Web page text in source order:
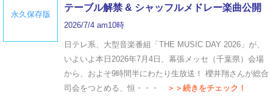
永久保存版
テーブル解禁 & シャッフルメドレー楽曲公開
2026/7/4 am10時
日テレ系、大型音楽番組「THE MUSIC DAY 2026」が、
いよいよ本日2026年7月4日、幕張メッセ（千葉県）会場
から、およそ9時間半にわたり生放送！ 櫻井翔さんが総合
司会をつとめる、恒・・・
＞＞続きをチェック！